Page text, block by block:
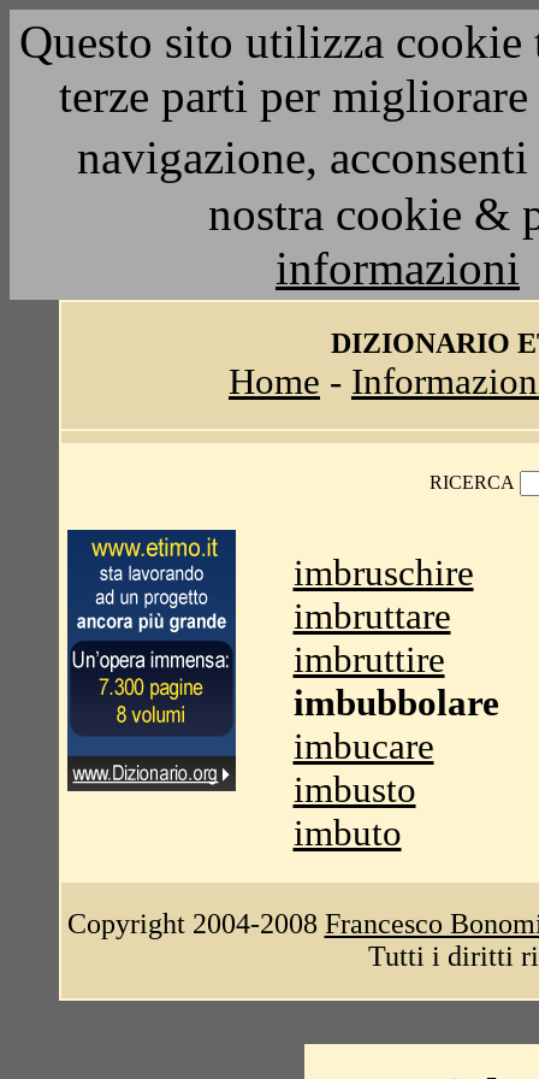
Questo sito utilizza
terze parti per
navigazione,
nostra cookie &
informazioni
DIZIONARIO
Home -
RICERCA
imbruschire
imbruttare
imbruttire
imbubbolare
imbucare
imbusto
imbuto
Copyright 2004-2008 Francesco
Tutti i diritti